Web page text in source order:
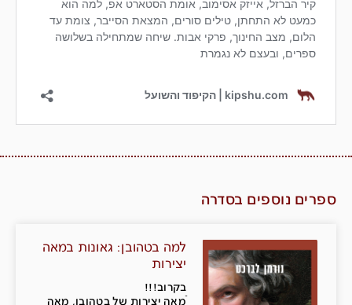
ספרים נוספים בסדרה
למה בטהובן: גאונות במאה
יצירות
בקרוב!!!
ֿמאה יצירות של בטהובן, מאה